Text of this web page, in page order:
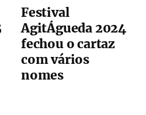
Festival
AgitÁgueda 2024
fechou o cartaz
com vários
nomes